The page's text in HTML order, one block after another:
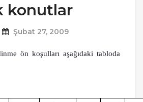
konutlar
Şubat 27, 2009
ön koşulları aşağıdaki tabloda